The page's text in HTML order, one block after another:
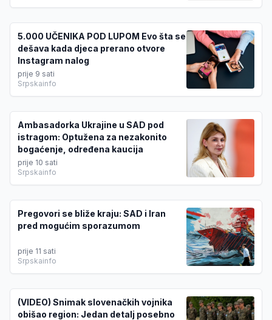
5.000 UČENIKA POD LUPOM Evo šta se
dešava kada djeca prerano otvore
Instagram nalog
prije 9 sati
Srpskainfo
Ambasadorka Ukrajine u SAD pod
istragom: Optužena za nezakonito
bogaćenje, određena kaucija
prije 10 sati
Srpskainfo
Pregovori se bliže kraju: SAD i Iran
pred mogućim sporazumom
prije 11 sati
Srpskainfo
(VIDEO) Snimak slovenačkih vojnika
obišao region: Jedan detalj posebno